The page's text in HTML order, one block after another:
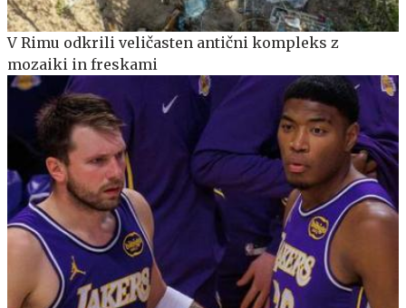
V Rimu odkrili veličasten antični kompleks z
mozaiki in freskami